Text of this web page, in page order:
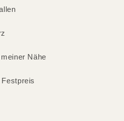
Nähe